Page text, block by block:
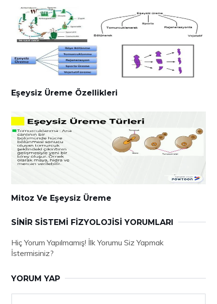
Eşeysiz Üreme Özellikleri
Mitoz Ve Eşeysiz Üreme
SINIR SISTEMI FIZYOLOJISI YORUMLARI
Hiç Yorum Yapılmamış! İlk Yorumu Siz Yapmak
İstermisiniz?
YORUM YAP